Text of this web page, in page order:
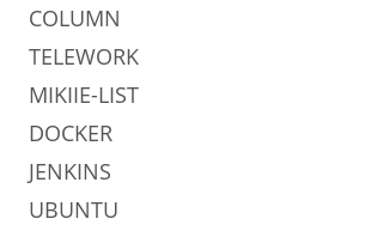
COLUMN
TELEWORK
MIKIIE-LIST
DOCKER
JENKINS
UBUNTU